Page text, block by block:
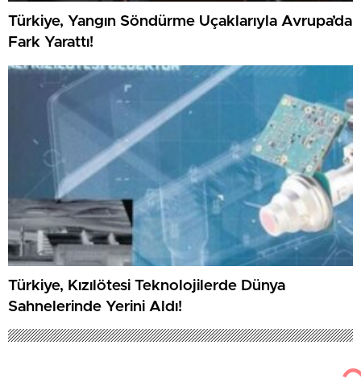
Türkiye, Yangın Söndürme Uçaklarıyla Avrupa’da
Fark Yarattı!
Türkiye, Kızılötesi Teknolojilerde Dünya
Sahnelerinde Yerini Aldı!